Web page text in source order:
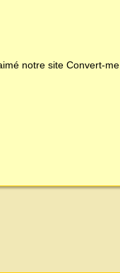
notre site Convert-